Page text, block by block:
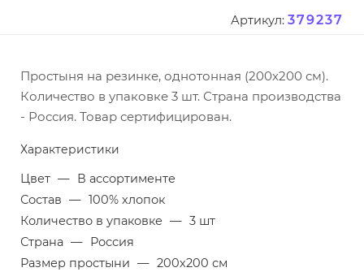
Артикул: 379237
Простыня на резинке, однотонная (200х200 см).
Количество в упаковке 3 шт. Страна производства
- Россия. Товар сертифицирован.
Характеристики
Цвет — В ассортименте
Состав — 100% хлопок
Количество в упаковке — 3 шт
Страна — Россия
Размер простыни — 200х200 см